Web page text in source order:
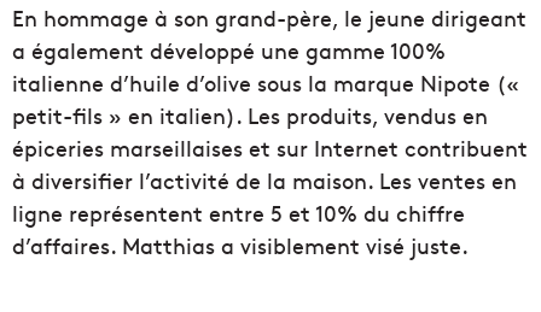
En hommage à son grand-père, le jeune dirigeant
a également développé une gamme 100%
italienne d’huile d’olive sous la marque Nipote («
petit-fils » en italien). Les produits, vendus en
épiceries marseillaises et sur Internet contribuent
à diversifier l’activité de la maison. Les ventes en
ligne représentent entre 5 et 10% du chiffre
d’affaires. Matthias a visiblement visé juste.